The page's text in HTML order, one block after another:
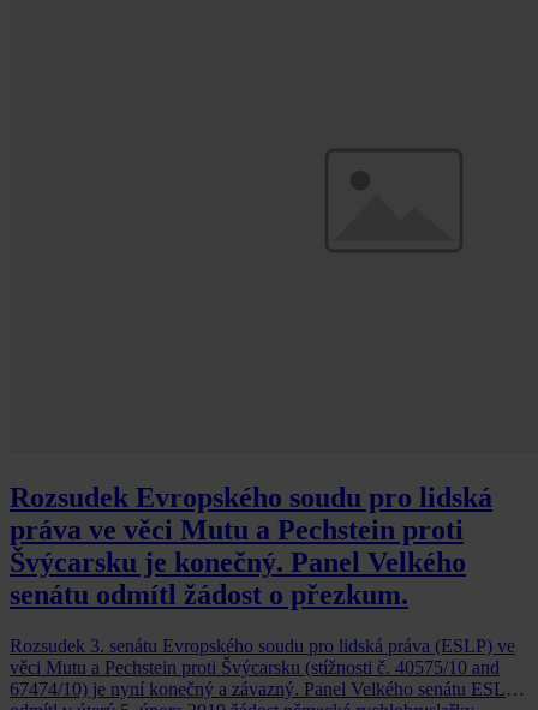
Rozsudek Evropského soudu pro lidská
práva ve věci Mutu a Pechstein proti
Švýcarsku je konečný. Panel Velkého
senátu odmítl žádost o přezkum.
Rozsudek 3. senátu Evropského soudu pro lidská práva (ESLP) ve
věci Mutu a Pechstein proti Švýcarsku (stížnosti č. 40575/10 and
67474/10) je nyní konečný a závazný. Panel Velkého senátu ESLP